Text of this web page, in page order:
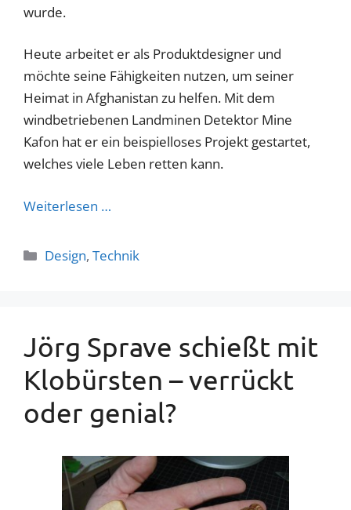
wurde.
Heute arbeitet er als Produktdesigner und
möchte seine Fähigkeiten nutzen, um seiner
Heimat in Afghanistan zu helfen. Mit dem
windbetriebenen Landminen Detektor Mine
Kafon hat er ein beispielloses Projekt gestartet,
welches viele Leben retten kann.
Weiterlesen …
Kategorien
Design,Technik
Jörg Sprave schießt mit
Klobürsten – verrückt
oder genial?